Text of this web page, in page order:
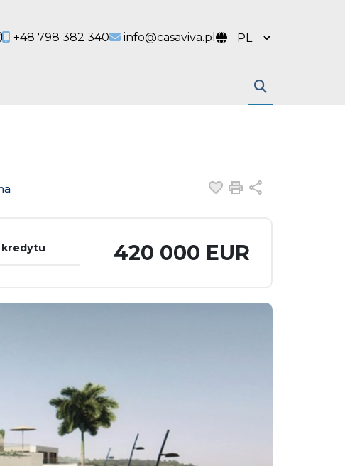
link
Social link
+48 798 382 340 info@casaviva.pl
Dodaj do
Drukuj
kredytu 420 000 EUR